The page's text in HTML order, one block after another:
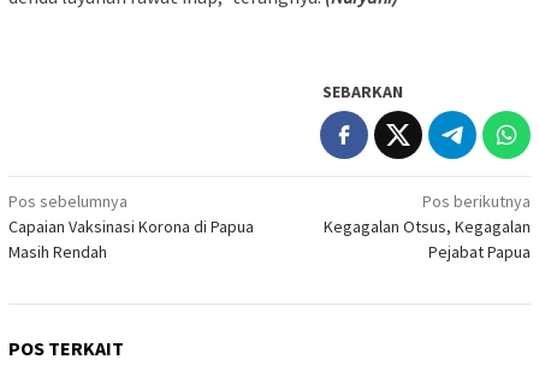
SEBARKAN
Navigasi
pos
Pos sebelumnya
Capaian Vaksinasi Korona di Papua
Masih Rendah
Pos berikutnya
Kegagalan Otsus, Kegagalan
Pejabat Papua
POS TERKAIT